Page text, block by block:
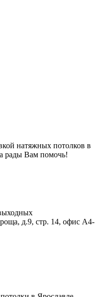
натяжных потолков в
рады Вам помочь!
д.9, стр. 14, офис А4-